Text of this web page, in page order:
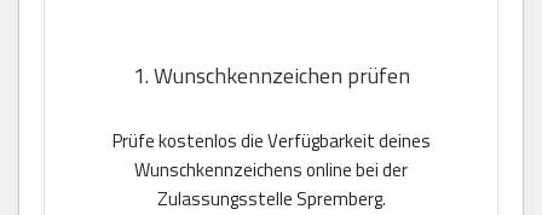
1. Wunschkennzeichen prüfen
Prüfe kostenlos die Verfügbarkeit deines
Wunschkennzeichens online bei der
Zulassungsstelle Spremberg.